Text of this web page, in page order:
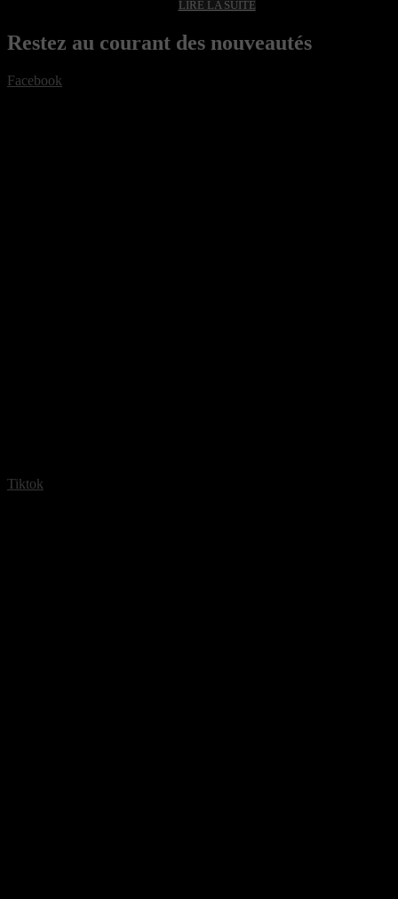
LIRE LA SUITE
Restez au courant des nouveautés
Facebook
Tiktok